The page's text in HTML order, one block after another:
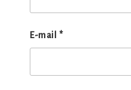
E-mail *